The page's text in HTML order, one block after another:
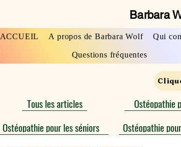
Barbara
ACCUEIL A propos de Barbara Wolf Qui
Questions fréquentes
Tous les articles
Ostéopathie pour les séniors
Ostéopathie
Ostéopathie